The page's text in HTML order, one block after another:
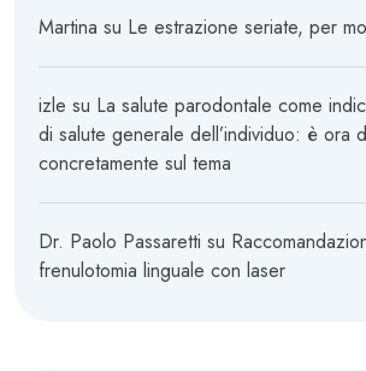
Martina su Le estrazione seriate, per
izle su La salute parodontale come
di salute generale dell’individuo: è ora
concretamente sul tema
Dr. Paolo Passaretti su
frenulotomia linguale con laser